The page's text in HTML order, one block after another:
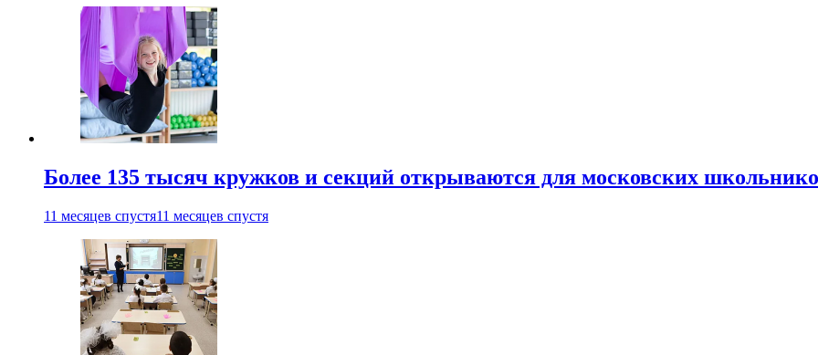
Более 135 тысяч кружков и секций открываются для московских
11 месяцев спустя11 месяцев спустя